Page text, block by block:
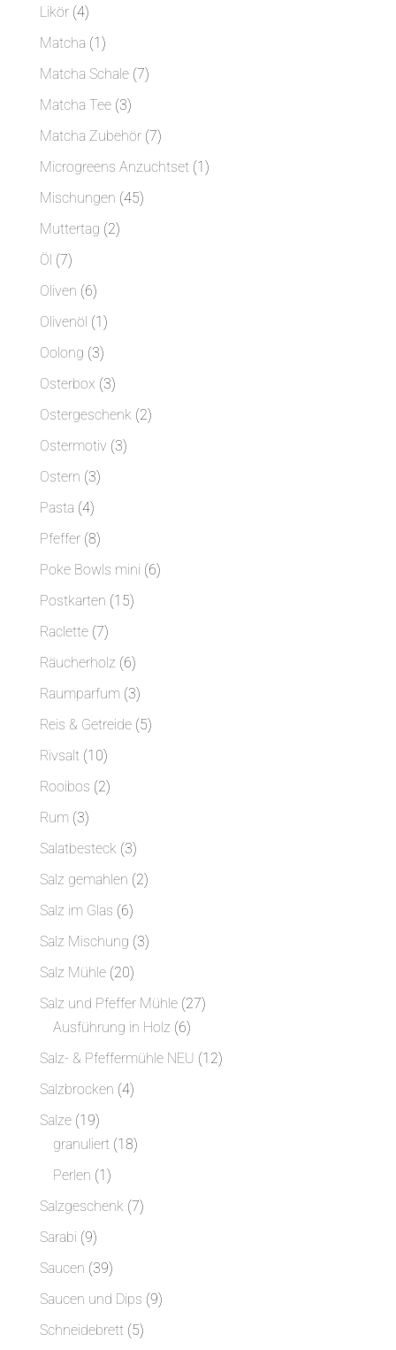
Likör 44
Produkte
Matcha 11
Produkt
Matcha Schale 77
Matcha Tee 33
Produkte
Matcha Zubehör 77
Produkte
Microgreens Anzuchtset 11
Mischungen 4545
Muttertag 22
Öl 77
Produkte
Oliven 66
Produkte
Olivenöl 11
Produkt
Oolong 33
Produkte
Osterbox 33
Produkte
Ostergeschenk 22
Ostermotiv 33
Ostern 33
Pasta 44
Produkte
Pfeffer 88
Produkte
Poke Bowls mini 66
Postkarten 1515
Raclette 77
Produkte
Räucherholz 66
Produkte
Raumparfum 33
Produkte
Reis & Getreide 55
Rivsalt 1010
Produkte
Rooibos 22
Rum 33
Produkte
Salatbesteck 33
Produkte
Salz gemahlen 22
Salz im Glas 66
Produkte
Salz Mischung 33
Salz Mühle 2020
Produkte
Salz und Pfeffer Mühle 2727
Ausführung in Holz 66
Produkte
Salz- & Pfeffermühle NEU 1212
Salzbrocken 44
Salze 1919
Produkte
granuliert 1818
Perlen 11
Produkt
Salzgeschenk 77
Sarabi 99
Produkte
Saucen 3939
Produkte
Saucen und Dips 99
Schneidebrett 55